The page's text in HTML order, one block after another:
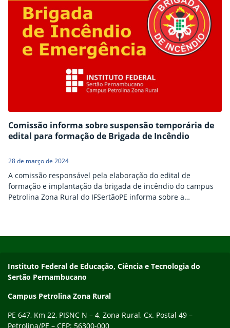
Comissão informa sobre suspensão temporária de
edital para formação de Brigada de Incêndio
28 de março de 2024
A comissão responsável pela elaboração do edital de
formação e implantação da brigada de incêndio do campus
Petrolina Zona Rural do IFSertãoPE informa sobre a
Endereço
Instituto Federal de Educação, Ciência e Tecnologia do
Sertão Pernambucano
Campus Petrolina Zona Rural
PE 647, Km 22, PISNC N – 4, Zona Rural, Cx. Postal 49 –
Petrolina/PE – CEP: 56300-000